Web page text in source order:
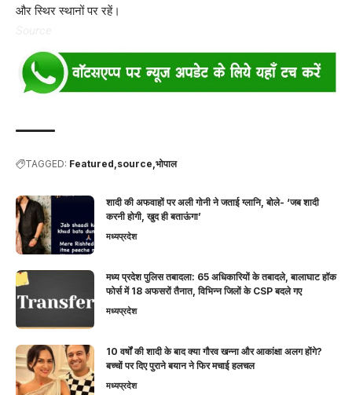
और स्थिर स्थानों पर रहें।
TAGGED: Featured source भोपाल
शादी की अफवाहों पर अली गोनी ने जताई ग्लानि, बोले- ‘जब शादी
करनी होगी, खुद ही बताऊंगा’
मध्यप्रदेश
मध्य प्रदेश पुलिस तबादला: 65 अधिकारियों के तबादले, बालाघाट हॉक
फोर्स में 18 अफसरों तैनात, विभिन्न जिलों के CSP बदले गए
मध्यप्रदेश
10 वर्षों की शादी के बाद क्या गौरव खन्ना और आकांक्षा अलग होंगे?
बच्चों पर दिए पुराने बयान ने फिर मचाई हलचल
मध्यप्रदेश